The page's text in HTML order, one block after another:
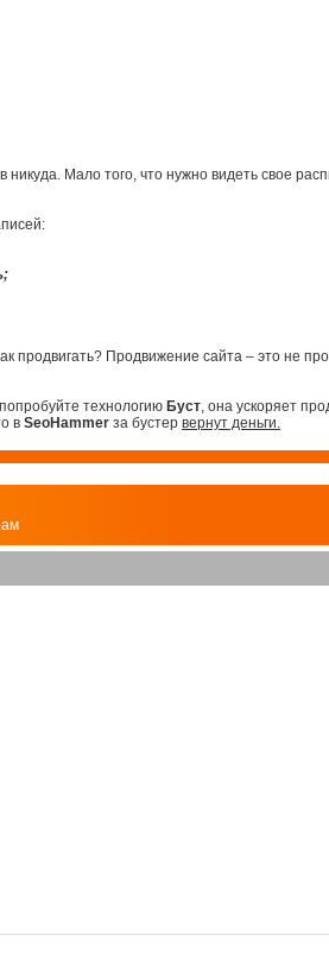
никуда. Мало того, что нужно видеть свое
продвигать? Продвижение сайта – это не
технологию Буст, она ускоряет
в SeoHammer за бустер вернут деньги.